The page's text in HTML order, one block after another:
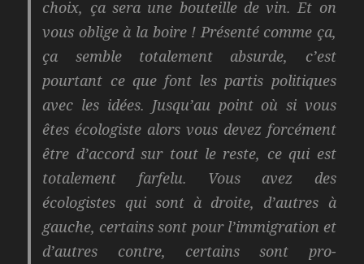
choix, ça sera une bouteille de vin. Et on
vous oblige à la boire ! Présenté comme ça,
ça semble totalement absurde, c’est
pourtant ce que font les partis politiques
avec les idées. Jusqu’au point où si vous
êtes écologiste alors vous devez forcément
être d’accord sur tout le reste, ce qui est
totalement farfelu. Vous avez des
écologistes qui sont à droite, d’autres à
gauche, certains sont pour l’immigration et
d’autres contre, certains sont pro-